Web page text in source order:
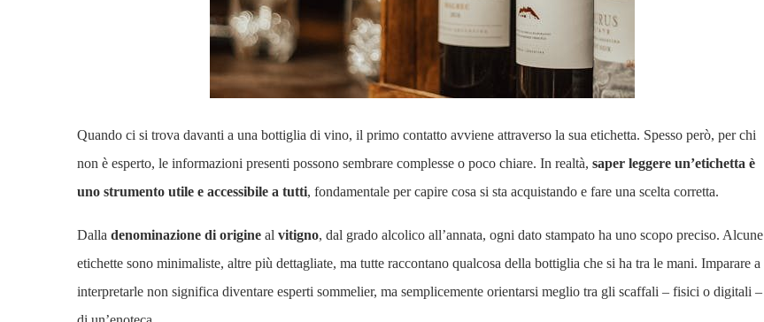
Quando ci si trova davanti a una bottiglia di vino, il primo contatto avviene attraverso la sua etichetta. Spesso però, per chi
non è esperto, le informazioni presenti possono sembrare complesse o poco chiare. In realtà, saper leggere un’etichetta è
uno strumento utile e accessibile a tutti, fondamentale per capire cosa si sta acquistando e fare una scelta corretta.
Dalla denominazione di origine al vitigno, dal grado alcolico all’annata, ogni dato stampato ha uno scopo preciso. Alcune
etichette sono minimaliste, altre più dettagliate, ma tutte raccontano qualcosa della bottiglia che si ha tra le mani. Imparare a
interpretarle non significa diventare esperti sommelier, ma semplicemente orientarsi meglio tra gli scaffali – fisici o digitali –